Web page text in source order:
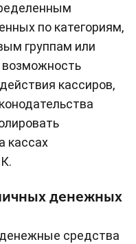
по категориям,
группам или
кассиров,
кассах
денежных
средства